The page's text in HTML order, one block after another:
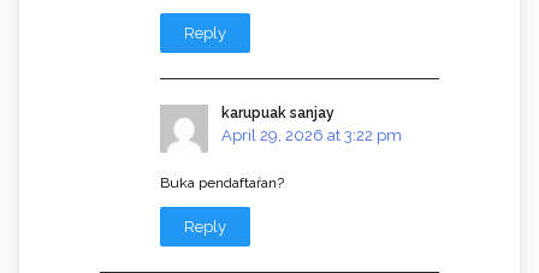
Reply
karupuak sanjay
April 29, 2026 at 3:22 pm
Buka pendaftaŕan?
Reply